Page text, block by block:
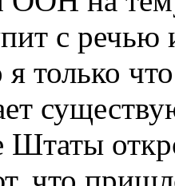
с речью
только